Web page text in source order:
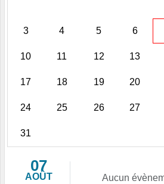
3 4 5 6
10 11 12 13
17 18 19 20
24 25 26 27
31
07
AOÛT Aucun